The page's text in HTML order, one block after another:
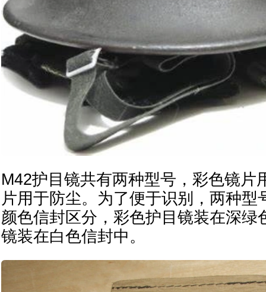
M42护目镜共有两种型号，彩色镜片
片用于防尘。为了便于识别，两种型
颜色信封区分，彩色护目镜装在深绿
镜装在白色信封中。